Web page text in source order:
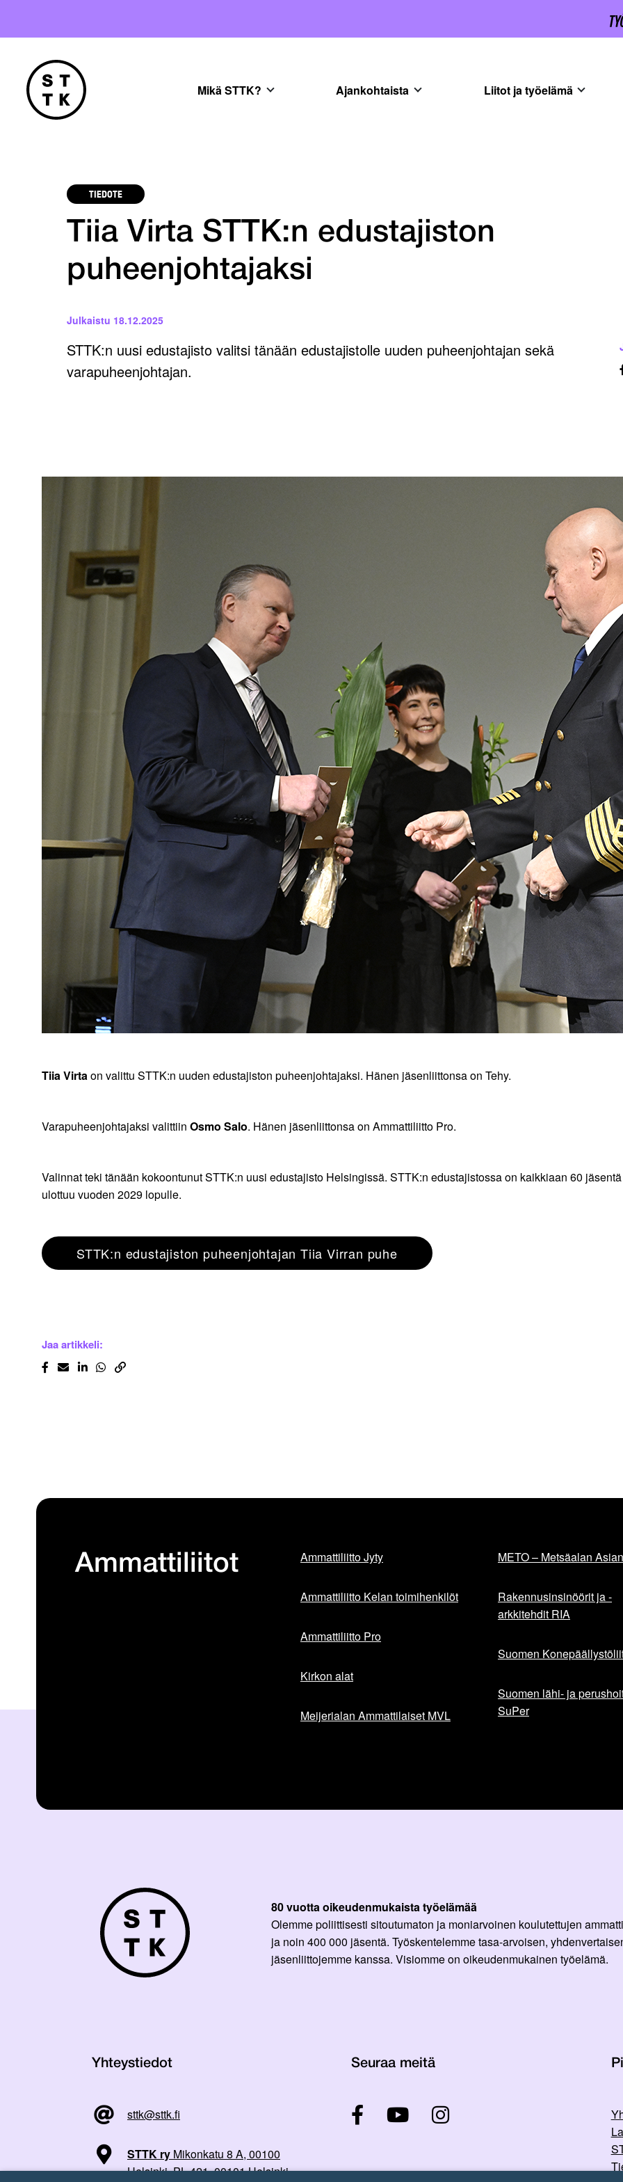
Mikä STTK? Ajankohtaista Liitot ja työelämä
TIEDOTE
Tiia Virta STTK:n edustajiston
puheenjohtajaksi
Julkaistu 18.12.2025
STTK:n uusi edustajisto valitsi tänään edustajistolle uuden puheenjohtajan sekä
varapuheenjohtajan.
Tiia Virtaon valittu STTK:n uuden edustajiston puheenjohtajaksi. Hänen jäsenliittonsa on Tehy.
Varapuheenjohtajaksi valittiin Osmo Salo. Hänen jäsenliittonsa on Ammattiliitto Pro.
Valinnat teki tänään kokoontunut STTK:n uusi edustajisto Helsingissä. STTK:n edustajistossa on kaikkiaan 60
ulottuu vuoden 2029 lopulle.
STTK:n edustajiston puheenjohtajan Tiia Virran puhe
Jaa artikkeli:
Ammattiliitot Ammattiliitto Jyty
Ammattiliitto Kelan toimihenkilöt
Ammattiliitto Pro
Kirkon alat
Meijerialan Ammattilaiset MVL
METO – Metsäalan
Rakennusinsinöörit ja -
arkkitehdit RIA
Suomen
Suomen lähi- ja
SuPer
80 vuotta oikeudenmukaista työelämää
Olemme poliittisesti sitoutumaton ja moniarvoinen koulutettujen
ja noin 400 000 jäsentä. Työskentelemme tasa-arvoisen,
jäsenliittojemme kanssa. Visiomme on oikeudenmukainen työelämä.
Yhteystiedot
sttk@sttk.fi
STTK ry Mikonkatu 8 A, 00100
Helsinki, PL 421, 00101 Helsinki
Seuraa meitä